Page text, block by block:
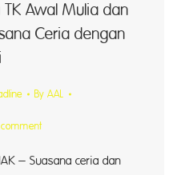
Awal Mulia dan
Ceria dengan
By AAL
– Suasana ceria dan